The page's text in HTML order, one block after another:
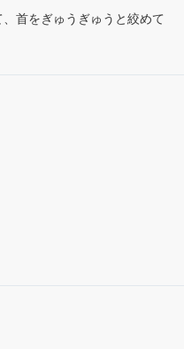
首をぎゅうぎゅうと絞めて